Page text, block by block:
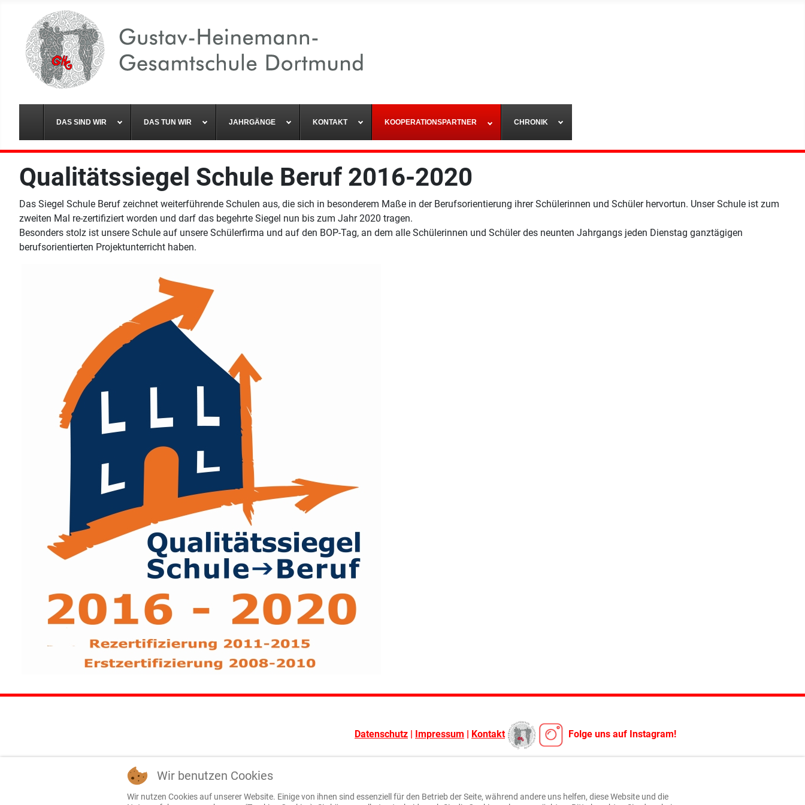
DAS SIND WIR DAS TUN WIR JAHRGÄNGE KONTAKT KOOPERATIONSPARTNER CHRONIK
Qualitätssiegel Schule Beruf 2016-2020
Das Siegel Schule Beruf zeichnet weiterführende Schulen aus, die sich in besonderem Maße in der Berufsorientierung ihrer Schülerinnen und Schüler hervortun. Unser Schule ist zum
zweiten Mal re-zertifiziert worden und darf das begehrte Siegel nun bis zum Jahr 2020 tragen.
Besonders stolz ist unsere Schule auf unsere Schülerfirma und auf den BOP-Tag, an dem alle Schülerinnen und Schüler des neunten Jahrgangs jeden Dienstag ganztägigen
berufsorientierten Projektunterricht haben.
Datenschutz | Impressum | Kontakt Folge uns auf Instagram!
Wir benutzen Cookies
Wir nutzen Cookies auf unserer Website. Einige von ihnen sind essenziell für den Betrieb der Seite, während andere uns helfen, diese Website und die